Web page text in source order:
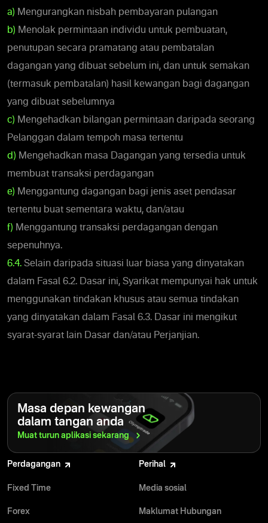
a) Mengurangkan nisbah pembayaran pulangan
b) Menolak permintaan individu untuk pembuatan,
penutupan secara pramatang atau pembatalan
dagangan yang dibuat sebelum ini, dan untuk semakan
(termasuk pembatalan) hasil kewangan bagi dagangan
yang dibuat sebelumnya
c) Mengehadkan bilangan permintaan daripada seorang
Pelanggan dalam tempoh masa tertentu
d) Mengehadkan masa Dagangan yang tersedia untuk
membuat transaksi perdagangan
e) Menggantung dagangan bagi jenis aset pendasar
tertentu buat sementara waktu, dan/atau
f) Menggantung transaksi perdagangan dengan
sepenuhnya.
6.4. Selain daripada situasi luar biasa yang dinyatakan
dalam Fasal 6.2. Dasar ini, Syarikat mempunyai hak untuk
menggunakan tindakan khusus atau semua tindakan
yang dinyatakan dalam Fasal 6.3. Dasar ini mengikut
syarat-syarat lain Dasar dan/atau Perjanjian.
Masa depan kewangan
dalam tangan anda
Muat turun aplikasi sekarang
Perdagangan
Fixed Time
Forex
Perihal
Media sosial
Maklumat Hubungan